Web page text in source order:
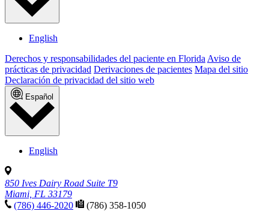
English
Derechos y responsabilidades del paciente en Florida Aviso de
prácticas de privacidad Derivaciones de pacientes Mapa del sitio
Declaración de privacidad del sitio web
Español
English
850 Ives Dairy Road Suite T9
Miami, FL 33179
(786) 446-2020
(786) 358-1050